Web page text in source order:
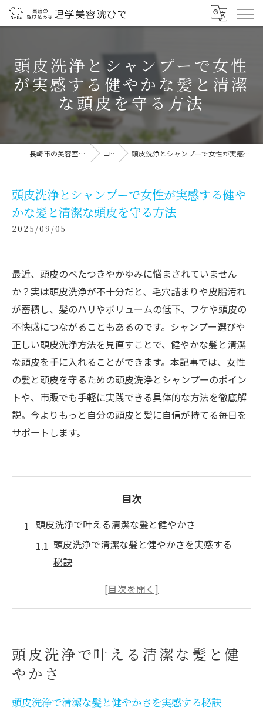
頭皮洗浄とシャンプーで女性
が実感する健やかな髪と清潔
な頭皮を守る方法
長崎市の美容室なら理学美容院ひで コラム 頭皮洗浄とシャンプーで女性が実感する健やかな髪と清潔な頭皮を守る方法
頭皮洗浄とシャンプーで女性が実感する健や
かな髪と清潔な頭皮を守る方法
2025/09/05
最近、頭皮のべたつきやかゆみに悩まされていません
か？実は頭皮洗浄が不十分だと、毛穴詰まりや皮脂汚れ
が蓄積し、髪のハリやボリュームの低下、フケや頭皮の
不快感につながることもあるのです。シャンプー選びや
正しい頭皮洗浄方法を見直すことで、健やかな髪と清潔
な頭皮を手に入れることができます。本記事では、女性
の髪と頭皮を守るための頭皮洗浄とシャンプーのポイン
トや、市販でも手軽に実践できる具体的な方法を徹底解
説。今よりもっと自分の頭皮と髪に自信が持てる毎日を
サポートします。
目次
頭皮洗浄で叶える清潔な髪と健やかさ
頭皮洗浄で清潔な髪と健やかさを実感する
秘訣
シャンプー選びが頭皮洗浄の効果を左右す
頭皮の毛穴詰まりを防ぐ洗浄方法を徹底解
説
市販シャンプーで手軽に始める頭皮洗浄の
頭皮洗浄で叶える清潔な髪と健
やかさ
頭皮洗浄で清潔な髪と健やかさを実感する秘訣